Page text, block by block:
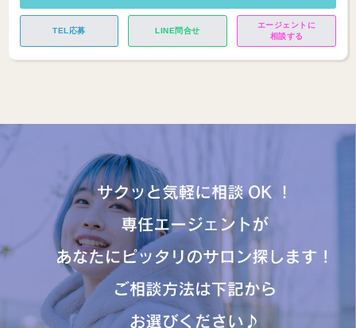
TEL応募 LINE問合せ
エージェントに
相談する